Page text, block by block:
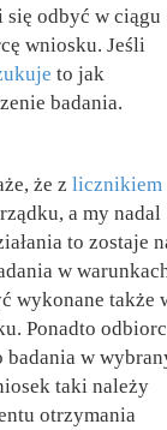
się odbyć w ciągu
wniosku. Jeśli
to jak
badania.
że z licznikiem
a my nadal
to zostaje
w
wykonane także
Ponadto
badania w
taki należy
otrzymania